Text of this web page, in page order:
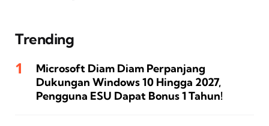
Trending
Microsoft Diam Diam Perpanjang
Dukungan Windows 10 Hingga 2027,
Pengguna ESU Dapat Bonus 1 Tahun!